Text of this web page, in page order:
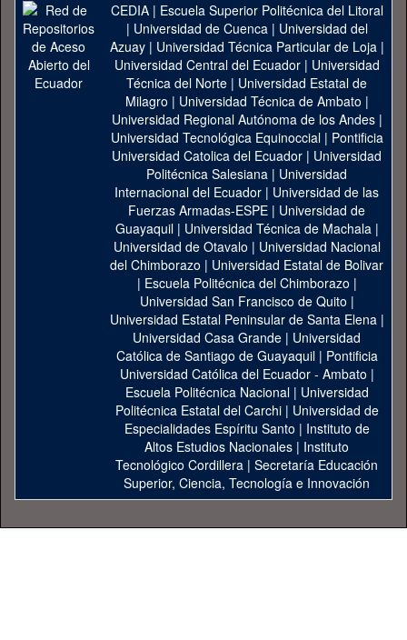
CEDIA| Escuela Superior Politécnica del Litoral
| Universidad de Cuenca| Universidad del
Azuay| Universidad Técnica Particular de Loja|
Universidad Central del Ecuador| Universidad
Técnica del Norte | Universidad Estatal de
Milagro | Universidad Técnica de Ambato |
Universidad Regional Autónoma de los Andes|
Universidad Tecnológica Equinoccial| Pontificia
Universidad Catolica del Ecuador | Universidad
Politécnica Salesiana | Universidad
Internacional del Ecuador | Universidad de las
Fuerzas Armadas-ESPE | Universidad de
Guayaquil| Universidad Técnica de Machala|
Universidad de Otavalo | Universidad Nacional
del Chimborazo | Universidad Estatal de Bolivar
| Escuela Politécnica del Chimborazo |
Universidad San Francisco de Quito |
Universidad Estatal Peninsular de Santa Elena|
Universidad Casa Grande | Universidad
Católica de Santiago de Guayaquil| Pontificia
Universidad Católica del Ecuador - Ambato |
Escuela Politécnica Nacional| Universidad
Politécnica Estatal del Carchi| Universidad de
Especialidades Espíritu Santo | Instituto de
Altos Estudios Nacionales | Instituto
Tecnológico Cordillera | Secretaría Educación
Superior, Ciencia, Tecnología e Innovación